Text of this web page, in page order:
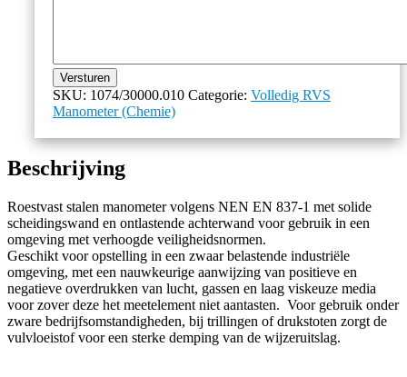
Versturen
SKU: 1074/30000.010 Categorie: Volledig RVS
Manometer (Chemie)
Beschrijving
Roestvast stalen manometer volgens NEN EN 837-1 met solide
scheidingswand en ontlastende achterwand voor gebruik in een
omgeving met verhoogde veiligheidsnormen.
Geschikt voor opstelling in een zwaar belastende industriële
omgeving, met een nauwkeurige aanwijzing van positieve en
negatieve overdrukken van lucht, gassen en laag viskeuze media
voor zover deze het meetelement niet aantasten. Voor gebruik onder
zware bedrijfsomstandigheden, bij trillingen of drukstoten zorgt de
vulvloeistof voor een sterke demping van de wijzeruitslag.